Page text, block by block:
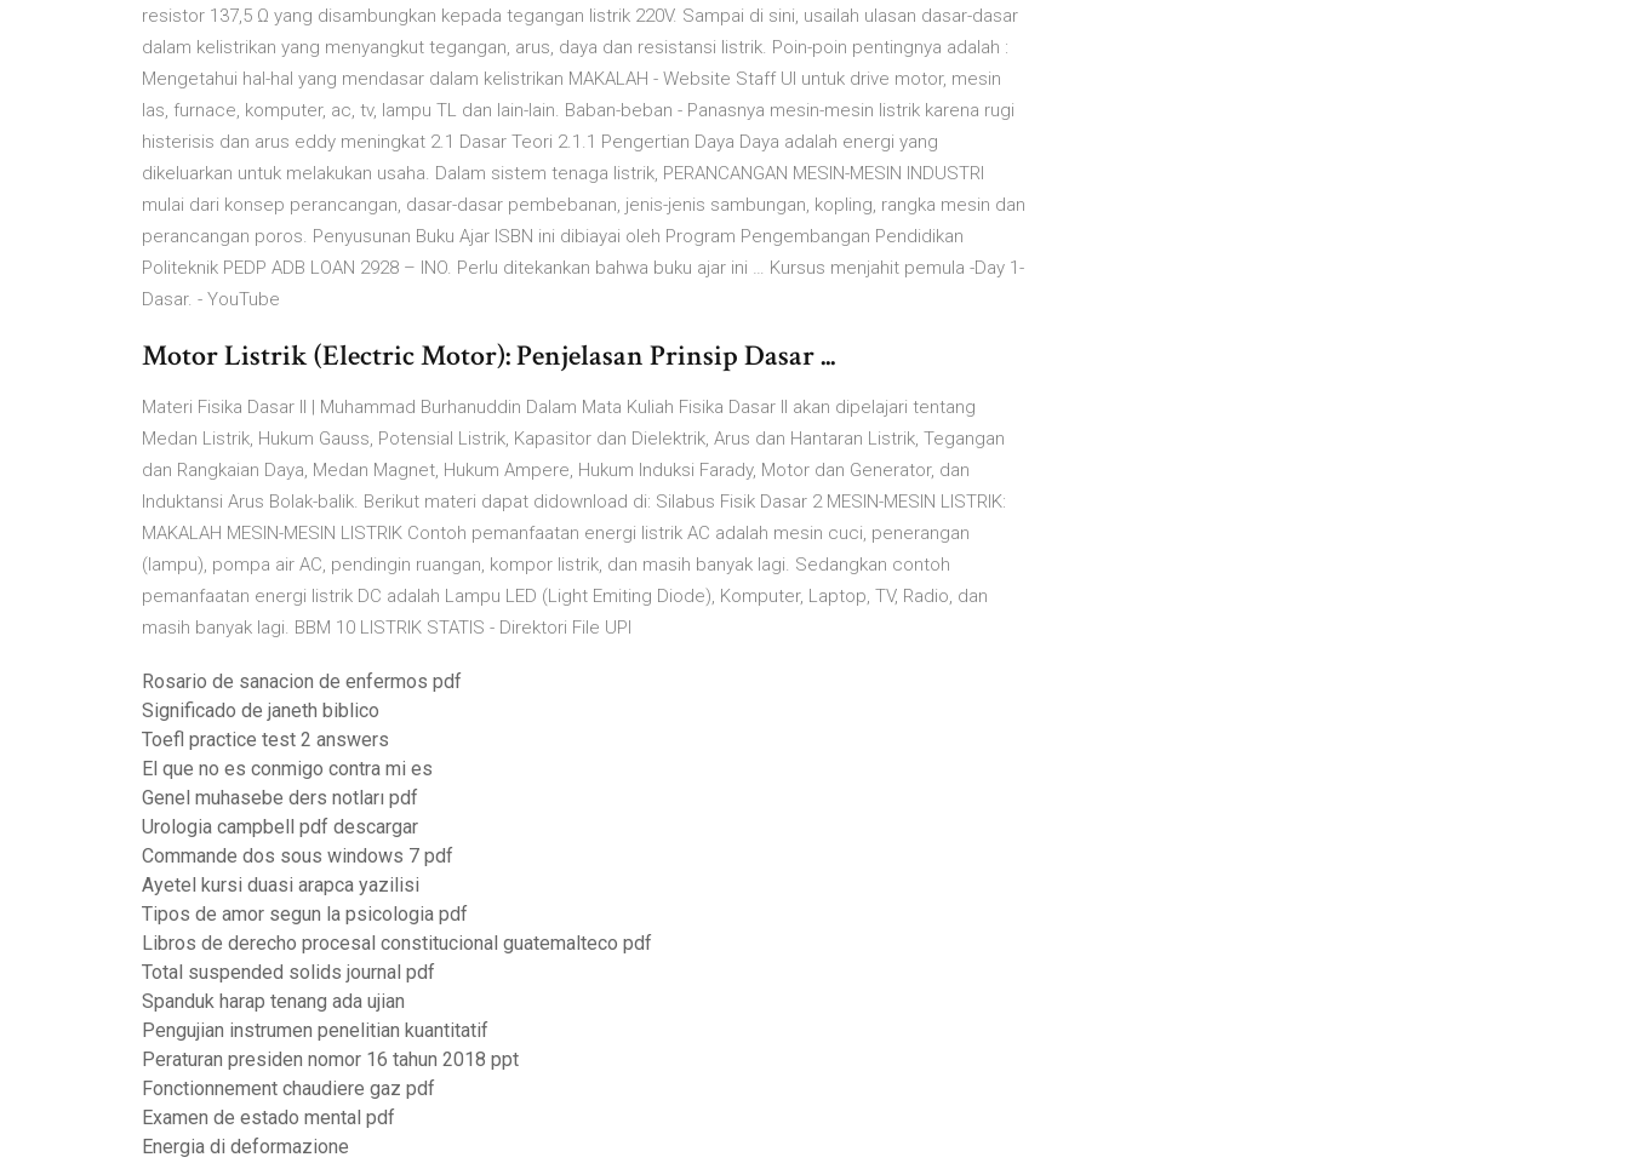
resistor 137,5 Ω yang disambungkan kepada tegangan listrik 220V. Sampai di sini, usailah ulasan dasar-dasar
dalam kelistrikan yang menyangkut tegangan, arus, daya dan resistansi listrik. Poin-poin pentingnya adalah :
Mengetahui hal-hal yang mendasar dalam kelistrikan MAKALAH - Website Staff UI untuk drive motor, mesin
las, furnace, komputer, ac, tv, lampu TL dan lain-lain. Baban-beban - Panasnya mesin-mesin listrik karena rugi
histerisis dan arus eddy meningkat 2.1 Dasar Teori 2.1.1 Pengertian Daya Daya adalah energi yang
dikeluarkan untuk melakukan usaha. Dalam sistem tenaga listrik, PERANCANGAN MESIN-MESIN INDUSTRI
mulai dari konsep perancangan, dasar-dasar pembebanan, jenis-jenis sambungan, kopling, rangka mesin dan
perancangan poros. Penyusunan Buku Ajar ISBN ini dibiayai oleh Program Pengembangan Pendidikan
Politeknik PEDP ADB LOAN 2928 – INO. Perlu ditekankan bahwa buku ajar ini … Kursus menjahit pemula -Day 1-
Dasar. - YouTube
Motor Listrik (Electric Motor): Penjelasan Prinsip Dasar ...
Materi Fisika Dasar II | Muhammad Burhanuddin Dalam Mata Kuliah Fisika Dasar II akan dipelajari tentang
Medan Listrik, Hukum Gauss, Potensial Listrik, Kapasitor dan Dielektrik, Arus dan Hantaran Listrik, Tegangan
dan Rangkaian Daya, Medan Magnet, Hukum Ampere, Hukum Induksi Farady, Motor dan Generator, dan
Induktansi Arus Bolak-balik. Berikut materi dapat didownload di: Silabus Fisik Dasar 2 MESIN-MESIN LISTRIK:
MAKALAH MESIN-MESIN LISTRIK Contoh pemanfaatan energi listrik AC adalah mesin cuci, penerangan
(lampu), pompa air AC, pendingin ruangan, kompor listrik, dan masih banyak lagi. Sedangkan contoh
pemanfaatan energi listrik DC adalah Lampu LED (Light Emiting Diode), Komputer, Laptop, TV, Radio, dan
masih banyak lagi. BBM 10 LISTRIK STATIS - Direktori File UPI
Rosario de sanacion de enfermos pdf
Significado de janeth biblico
Toefl practice test 2 answers
El que no es conmigo contra mi es
Genel muhasebe ders notları pdf
Urologia campbell pdf descargar
Commande dos sous windows 7 pdf
Ayetel kursi duasi arapca yazilisi
Tipos de amor segun la psicologia pdf
Libros de derecho procesal constitucional guatemalteco pdf
Total suspended solids journal pdf
Spanduk harap tenang ada ujian
Pengujian instrumen penelitian kuantitatif
Peraturan presiden nomor 16 tahun 2018 ppt
Fonctionnement chaudiere gaz pdf
Examen de estado mental pdf
Energia di deformazione